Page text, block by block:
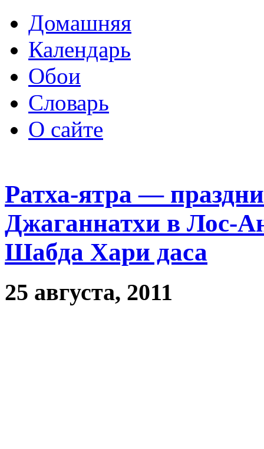
Домашняя
Календарь
Обои
Словарь
О сайте
Ратха-ятра —
Джаганнатхи в Лос-
Шабда Хари даса
25 августа, 2011